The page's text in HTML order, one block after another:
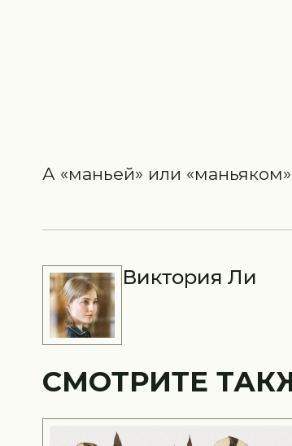
А «маньей» или
Виктория Ли
СМОТРИТЕ